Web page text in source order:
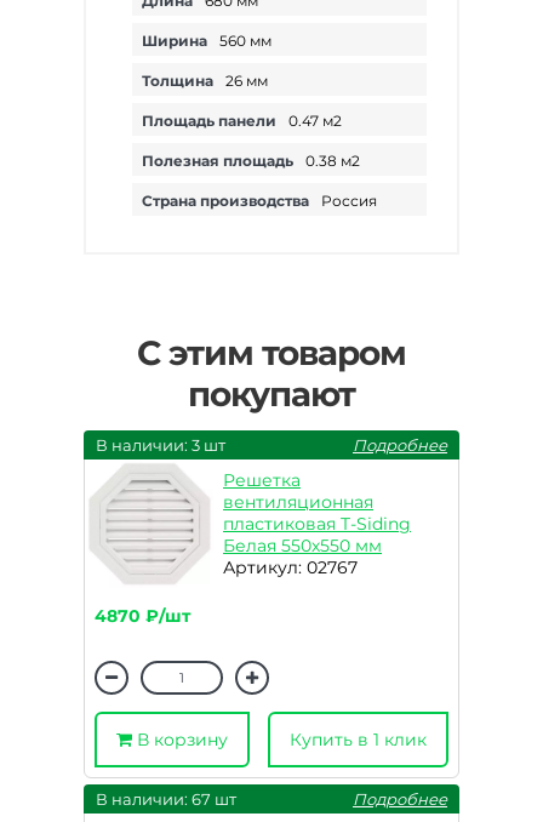
Ширина 560 мм
Толщина 26 мм
Площадь панели 0.47 м2
Полезная площадь 0.38 м2
Страна производства Россия
С этим товаром
покупают
В наличии: 3 шт Подробнее
Решетка
вентиляционная
пластиковая T-Siding
Белая 550х550 мм
Артикул: 02767
4870 ₽/шт
В корзину Купить в 1 клик
В наличии: 67 шт Подробнее